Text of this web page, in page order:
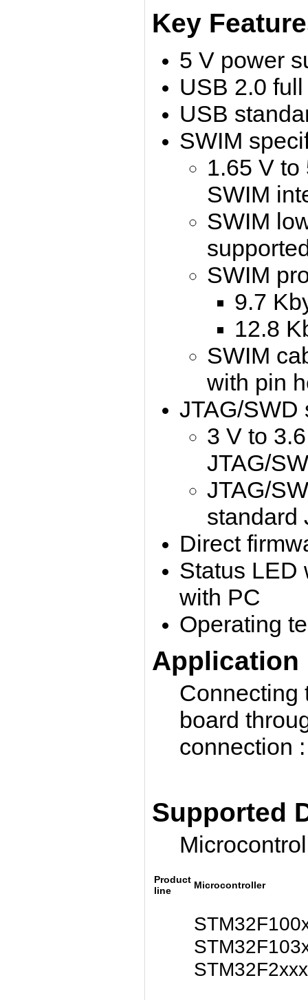
Key
5 V power
USB 2.0
USB
SWIM
1.65 V
SWIM
SWIM
SWIM
9.7
12.8
SWIM
with pin
JTAG/SWD
3 V to
JTAG/
JTAG/
standard
Direct
Status LED
with PC
Operating
Application
Connecting
board
connection :
Supported
Product
line
Microcontroller